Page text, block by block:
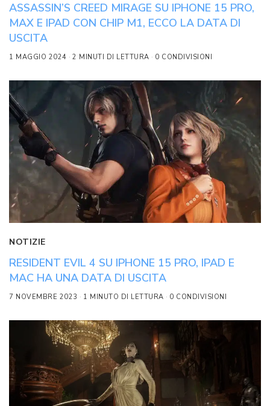
ASSASSIN’S CREED MIRAGE SU IPHONE 15 PRO,
MAX E IPAD CON CHIP M1, ECCO LA DATA DI
USCITA
1 MAGGIO 2024 2 MINUTI DI LETTURA 0 CONDIVISIONI
NOTIZIE
RESIDENT EVIL 4 SU IPHONE 15 PRO, IPAD E
MAC HA UNA DATA DI USCITA
7 NOVEMBRE 2023 1 MINUTO DI LETTURA 0 CONDIVISIONI